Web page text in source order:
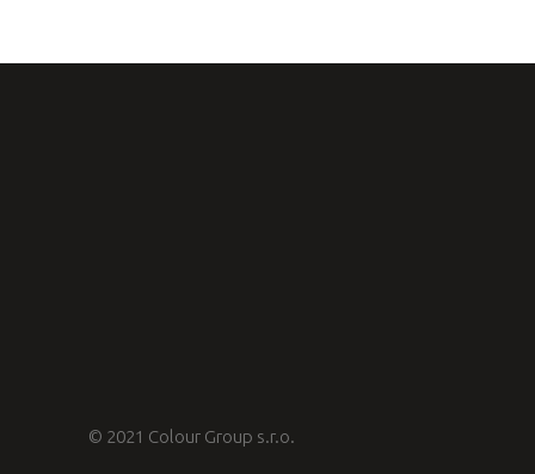
© 2021 Colour Group s.r.o.